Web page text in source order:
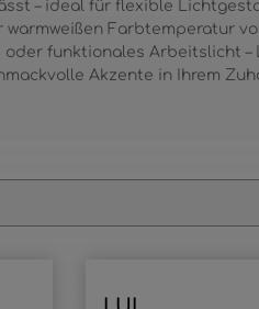
– ideal für flexible
Farbtemperatur
funktionales Arbeitslicht –
Akzente in Ihrem